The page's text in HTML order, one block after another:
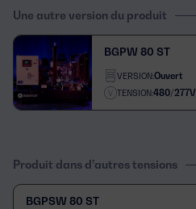
Une autre version du produit
BGPW 80 ST
VERSION:Ouvert
TENSION:480/277V
Produit dans d’autres tensions
BGPSW 80 ST